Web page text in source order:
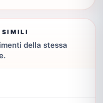
SIMILI
della stessa